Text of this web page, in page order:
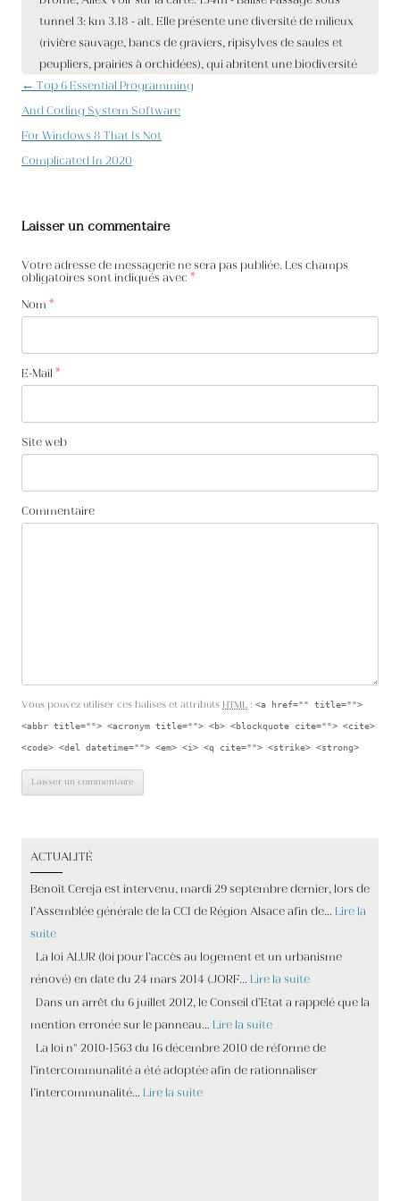
Navigation des articles
← Top 6 Essential Programming
And Coding System Software
For Windows 8 That Is Not
Complicated In 2020
Laisser un commentaire
Votre adresse de messagerie ne sera pas publiée. Les champs
obligatoires sont indiqués avec *
Nom *
E-Mail *
Site web
Commentaire
Vous pouvez utiliser ces balises et attributs HTML : <a href="" title="">
<abbr title=""> <acronym title=""> <b> <blockquote cite=""> <cite>
<code> <del datetime=""> <em> <i> <q cite=""> <strike> <strong>
ACTUALITÉ
Benoît Cereja est intervenu, mardi 29 septembre dernier, lors de
l’Assemblée générale de la CCI de Région Alsace afin de… Lire la
suite
La loi ALUR (loi pour l’accès au logement et un urbanisme
rénové) en date du 24 mars 2014 (JORF… Lire la suite
Dans un arrêt du 6 juillet 2012, le Conseil d’Etat a rappelé que la
mention erronée sur le panneau… Lire la suite
La loi n° 2010-1563 du 16 décembre 2010 de réforme de
l’intercommunalité a été adoptée afin de rationnaliser
l’intercommunalité… Lire la suite